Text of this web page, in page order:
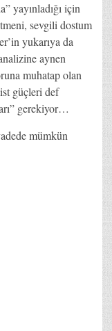
yayınladığı için
sevgili dostum
yukarıya da
aynen
muhatap olan
güçleri def
gerekiyor…
mümkün